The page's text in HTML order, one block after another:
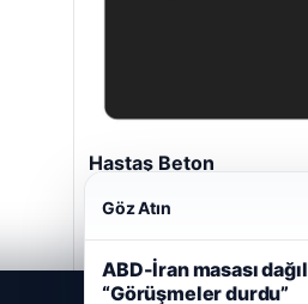
Hastaş Beton
Göz Atın
ABD-İran masası
“Görüşmeler durdu”